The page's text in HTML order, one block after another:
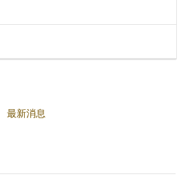
最新消息